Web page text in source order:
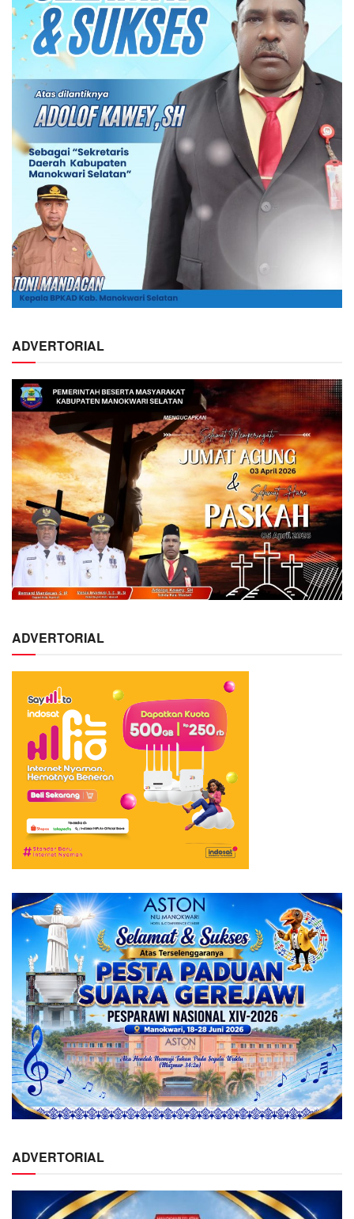
ADVERTORIAL
ADVERTORIAL
ADVERTORIAL